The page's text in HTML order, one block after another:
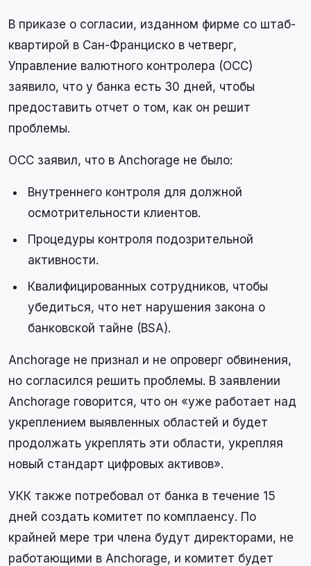
В приказе о согласии, изданном фирме со штаб-
квартирой в Сан-Франциско в четверг,
Управление валютного контролера (OCC)
заявило, что у банка есть 30 дней, чтобы
предоставить отчет о том, как он решит
проблемы.
OCC заявил, что в Anchorage не было:
Внутреннего контроля для должной
осмотрительности клиентов.
Процедуры контроля подозрительной
активности.
Квалифицированных сотрудников, чтобы
убедиться, что нет нарушения закона о
банковской тайне (BSA).
Anchorage не признал и не опроверг обвинения,
но согласился решить проблемы. В заявлении
Anchorage говорится, что он «уже работает над
укреплением выявленных областей и будет
продолжать укреплять эти области, укрепляя
новый стандарт цифровых активов».
УКК также потребовал от банка в течение 15
дней создать комитет по комплаенсу. По
крайней мере три члена будут директорами, не
работающими в Anchorage, и комитет будет